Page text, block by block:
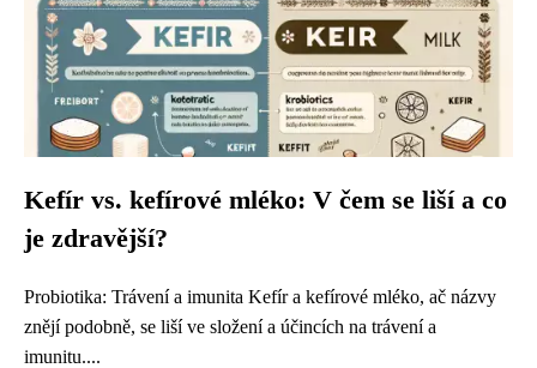
Kefír vs. kefírové mléko: V čem se liší a co
je zdravější?
Probiotika: Trávení a imunita Kefír a kefírové mléko, ač názvy
znějí podobně, se liší ve složení a účincích na trávení a
imunitu....